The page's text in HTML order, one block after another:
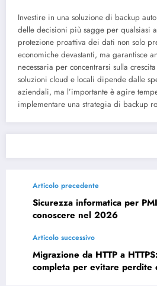
Investire in una soluzione di backup
delle decisioni più sagge per qualsiasi
protezione proattiva dei dati non solo
economiche devastanti, ma garantisce
necessaria per concentrarsi sulla
soluzioni cloud e locali dipende dalle
aziendali, ma l’importante è agire
implementare una strategia di backup
Articolo precedente
Sicurezza informatica per
conoscere nel 2026
Articolo successivo
Migrazione da HTTP a
completa per evitare perdite